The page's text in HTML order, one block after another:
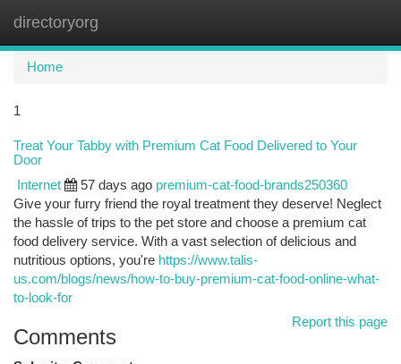
directoryorg
Home
1
Treat Your Tabby with Premium Cat Food Delivered to Your
Door
Internet 57 days ago premium-cat-food-brands250360
Give your furry friend the royal treatment they deserve! Neglect
the hassle of trips to the pet store and choose a premium cat
food delivery service. With a vast selection of delicious and
nutritious options, you're https://www.talis-
us.com/blogs/news/how-to-buy-premium-cat-food-online-what-
to-look-for
Report this page
Comments